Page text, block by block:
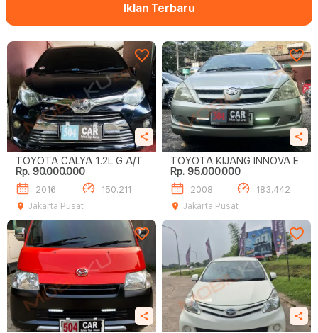
Iklan Terbaru
TOYOTA CALYA 1.2L G A/T
Rp. 90.000.000
2016
150.211
Jakarta Pusat
TOYOTA KIJANG INNOVA E
Rp. 95.000.000
2008
183.442
Jakarta Pusat